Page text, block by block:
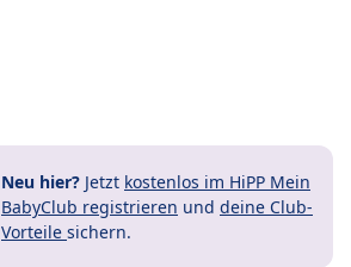
Neu hier? Jetzt kostenlos im HiPP Mein
BabyClub registrieren und deine Club-
Vorteile sichern.